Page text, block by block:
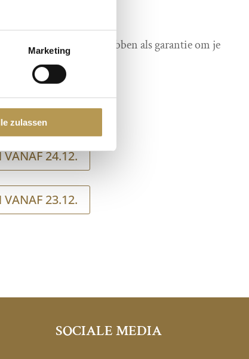
Marketing
zulassen
een creditcard nodig hebben als garantie om je
23.12.
24.12.
23.12.
SOCIALE MEDIA